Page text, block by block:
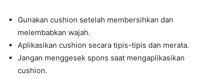
Gunakan cushion setelah membersihkan dan
melembabkan wajah.
Aplikasikan cushion secara tipis-tipis dan merata.
Jangan menggesek spons saat mengaplikasikan
cushion.